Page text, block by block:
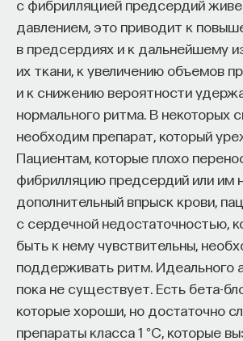
с фибрилляцией предсердий
давлением, это приводит к
в предсердиях и к дальнейшему
их ткани, к увеличению объемов
и к снижению вероятности
нормального ритма. В некоторых
необходим препарат, который
Пациентам, которые плохо
фибрилляцию предсердий или им
дополнительный впрыск крови,
с сердечной недостаточностью,
быть к нему чувствительны,
поддерживать ритм. Идеального
пока не существует. Есть бета-
которые хороши, но достаточно
препараты класса 1 °C, которые